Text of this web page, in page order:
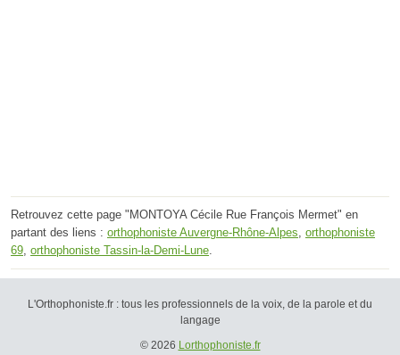
Retrouvez cette page "MONTOYA Cécile Rue François Mermet" en
partant des liens : orthophoniste Auvergne-Rhône-Alpes, orthophoniste
69, orthophoniste Tassin-la-Demi-Lune.
L'Orthophoniste.fr : tous les professionnels de la voix, de la parole et du
langage
© 2026 Lorthophoniste.fr